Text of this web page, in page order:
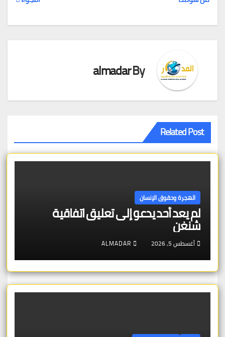
تصفّح
المقالات
By
almadar
Related Post
الهجرة وحقوق الإنسان
لم يعد أحد يدعو إلى تعليق اتفاقية
شنغن
أغسطس 5, 2026 ALMADAR